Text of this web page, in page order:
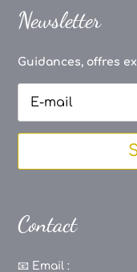
Newsletter
Guidances, offres
Contact
📧 Email :